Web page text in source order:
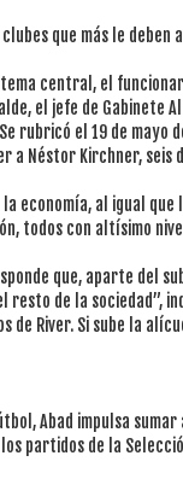
que más le deben a
tema central, el
el jefe de Gabinete
rubricó el 19 de
a Néstor Kirchner, seis
economía, al igual
todos con altísimo
que, aparte del
resto de la sociedad”,
River. Si sube la
Abad impulsa
partidos de la